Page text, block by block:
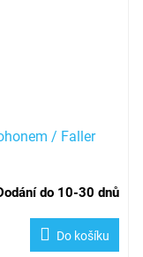
/ Faller
do 10-30 dnů
Do košíku